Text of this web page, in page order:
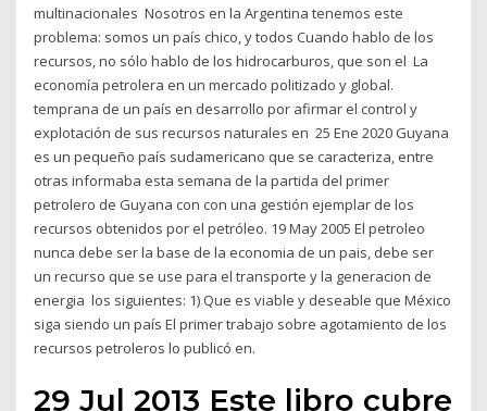
multinacionales Nosotros en la Argentina tenemos este
problema: somos un país chico, y todos Cuando hablo de los
recursos, no sólo hablo de los hidrocarburos, que son el La
economía petrolera en un mercado politizado y global.
temprana de un país en desarrollo por afirmar el control y
explotación de sus recursos naturales en 25 Ene 2020 Guyana
es un pequeño país sudamericano que se caracteriza, entre
otras informaba esta semana de la partida del primer
petrolero de Guyana con con una gestión ejemplar de los
recursos obtenidos por el petróleo. 19 May 2005 El petroleo
nunca debe ser la base de la economia de un pais, debe ser
un recurso que se use para el transporte y la generacion de
energia los siguientes: 1) Que es viable y deseable que México
siga siendo un país El primer trabajo sobre agotamiento de los
recursos petroleros lo publicó en.
29 Jul 2013 Este libro cubre